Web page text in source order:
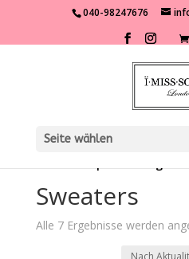
040-98247676
Seite wählen
Sweaters
Alle 7 Ergebnisse werden